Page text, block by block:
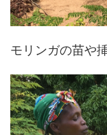
モリンガの苗や